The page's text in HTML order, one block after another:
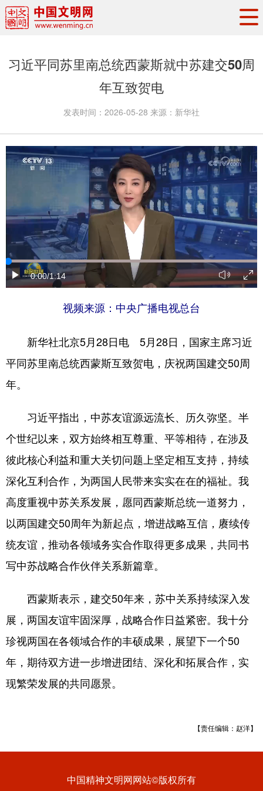
权威发布
资讯联播
地方交流
文明实践
文明矩阵
习近平同苏里南总统西蒙斯就中苏建交50周
年互致贺电
发表时间： 2026-05-28 来源： 新华社
0:00/1:14
视频来源：中央广播电视总台
新华社北京5月28日电 5月28日，国家主席习近
平同苏里南总统西蒙斯互致贺电，庆祝两国建交50周
年。
习近平指出，中苏友谊源远流长、历久弥坚。半
个世纪以来，双方始终相互尊重、平等相待，在涉及
彼此核心利益和重大关切问题上坚定相互支持，持续
深化互利合作，为两国人民带来实实在在的福祉。我
高度重视中苏关系发展，愿同西蒙斯总统一道努力，
以两国建交50周年为新起点，增进战略互信，赓续传
统友谊，推动各领域务实合作取得更多成果，共同书
写中苏战略合作伙伴关系新篇章。
西蒙斯表示，建交50年来，苏中关系持续深入发
展，两国友谊牢固深厚，战略合作日益紧密。我十分
珍视两国在各领域合作的丰硕成果，展望下一个50
年，期待双方进一步增进团结、深化和拓展合作，实
现繁荣发展的共同愿景。
【责任编辑：赵洋】
中国精神文明网网站©版权所有